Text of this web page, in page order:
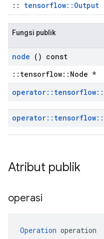
:: tensorflow::Output
Fungsi publik
node () const
::tensorflow::Node *
operator:: tensorflow::
operator:: tensorflow::
Atribut publik
operasi
Operation operation